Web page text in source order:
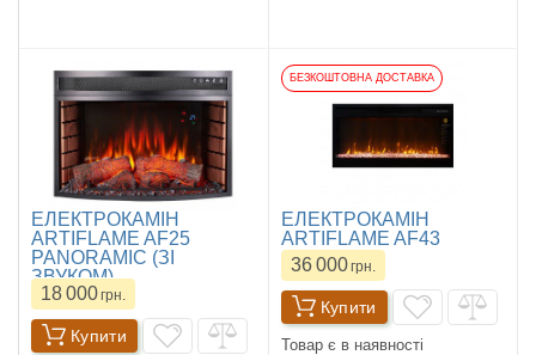
ЕЛЕКТРОКАМІН
ARTIFLAME AF25
PANORAMIC (ЗІ
ЗВУКОМ)
18 000грн.
Купити
БЕЗКОШТОВНА ДОСТАВКА
ЕЛЕКТРОКАМІН
ARTIFLAME AF43
36 000грн.
Купити
Товар є в наявності